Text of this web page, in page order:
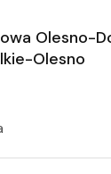
Olesno-
Olesno